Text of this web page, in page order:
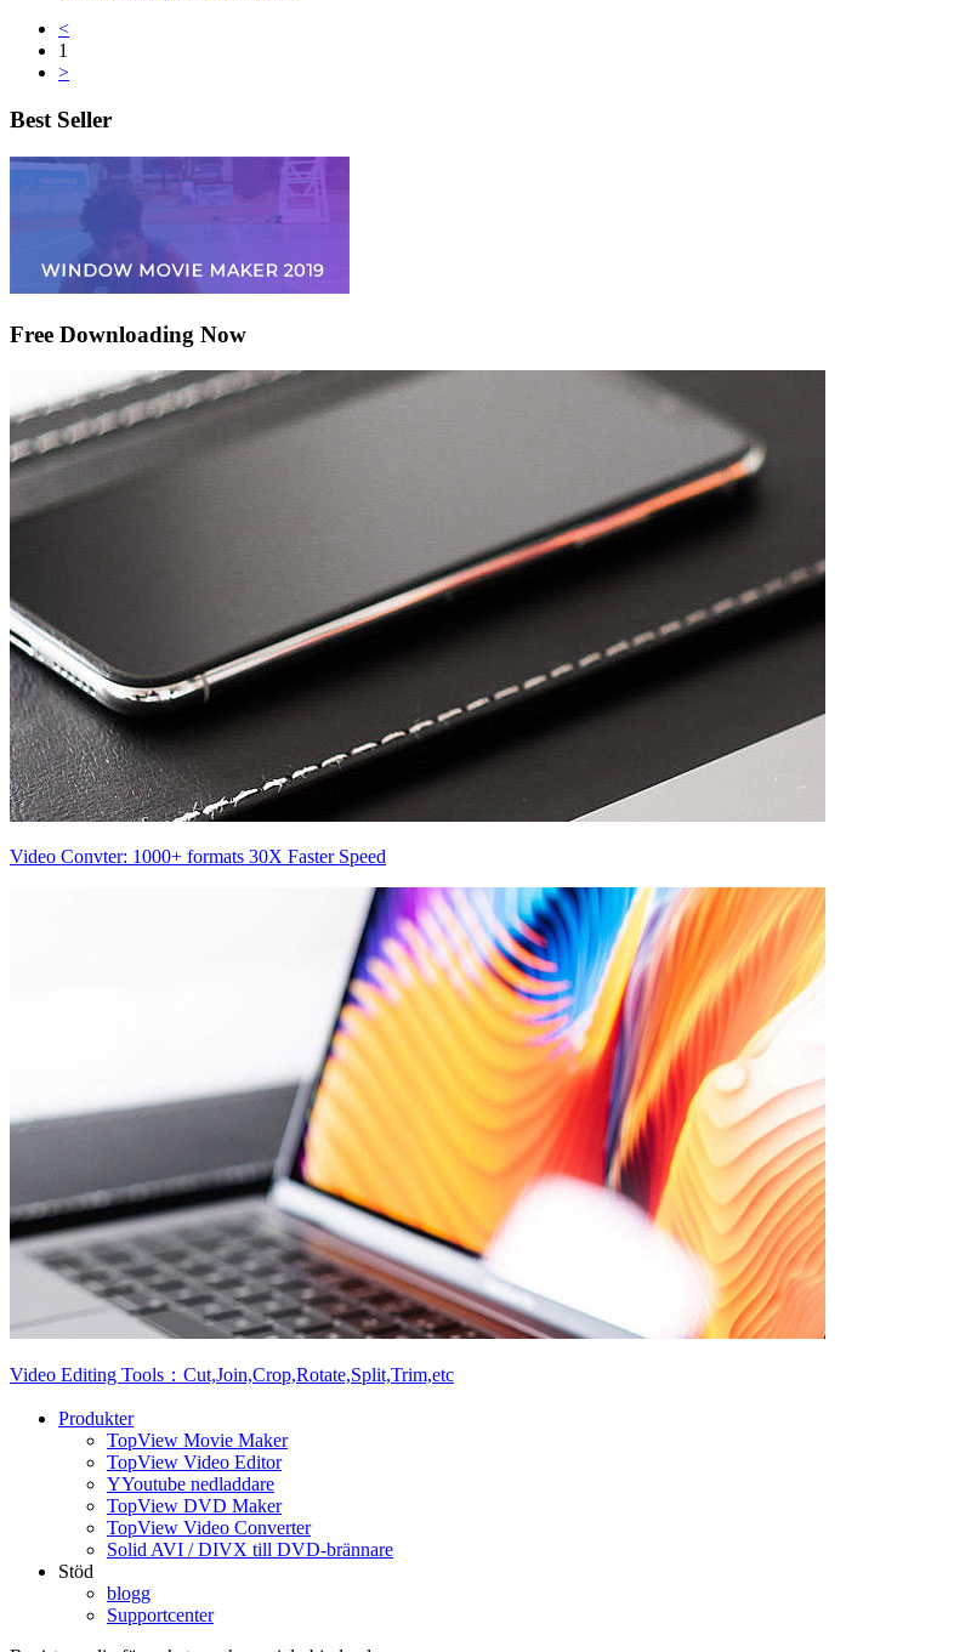
<
1
>
Best Seller
Free Downloading Now
Video Convter: 1000+ formats 30X Faster Speed
Video Editing Tools：Cut,Join,Crop,Rotate,Split,Trim,etc
Produkter
TopView Movie Maker
TopView Video Editor
YYoutube nedladdare
TopView DVD Maker
TopView Video Converter
Solid AVI / DIVX till DVD-brännare
Stöd
blogg
Supportcenter